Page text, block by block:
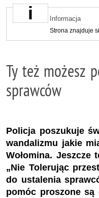
Informacja
Strona znajduje
Ty też możesz
sprawców
Policja poszukuje
wandalizmu jakie
Wołomina. Jeszcze
„Nie Tolerując
do ustalenia
pomóc proszone